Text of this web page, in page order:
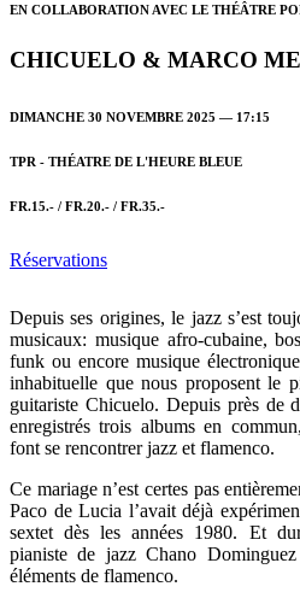
EN COLLABORATION AVEC LE THÉÂTRE
CHICUELO & MARCO
DIMANCHE 30 NOVEMBRE 2025 — 17:15
TPR - THÉATRE DE L'HEURE BLEUE
FR.15.- / FR.20.- / FR.35.-
Réservations
Depuis ses origines, le jazz s’est
musicaux: musique afro-cubaine,
funk ou encore musique
inhabituelle que nous proposent le
guitariste Chicuelo. Depuis près de
enregistrés trois albums en
font se rencontrer jazz et flamenco.
Ce mariage n’est certes pas
Paco de Lucia l’avait déjà
sextet dès les années 1980. Et
pianiste de jazz Chano
éléments de flamenco.